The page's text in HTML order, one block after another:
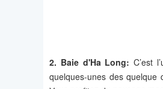
2. Baie d'Ha Long: C’est
quelques-unes des quelque